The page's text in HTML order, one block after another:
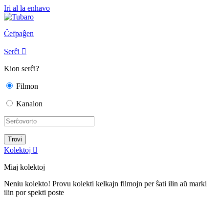
Iri al la enhavo
Ĉefpaĝen
Serĉi 
Kion serĉi?
Filmon
Kanalon
Kolektoj 
Miaj kolektoj
Neniu kolekto! Provu kolekti kelkajn filmojn per ŝati ilin aŭ marki
ilin por spekti poste